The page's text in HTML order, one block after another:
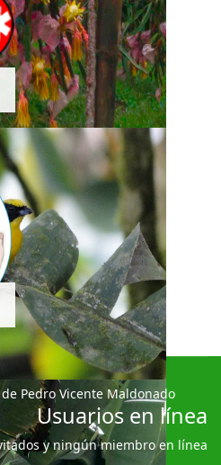
Pedro Vicente Maldonado
Usuarios en línea
y ningún miembro en línea